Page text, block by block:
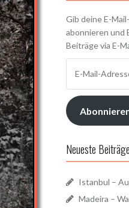
Gib deine E-
abonnieren und
Beiträge via E-
Mail-
Adresse
Neueste Beiträge
Istanbul –
Madeira –